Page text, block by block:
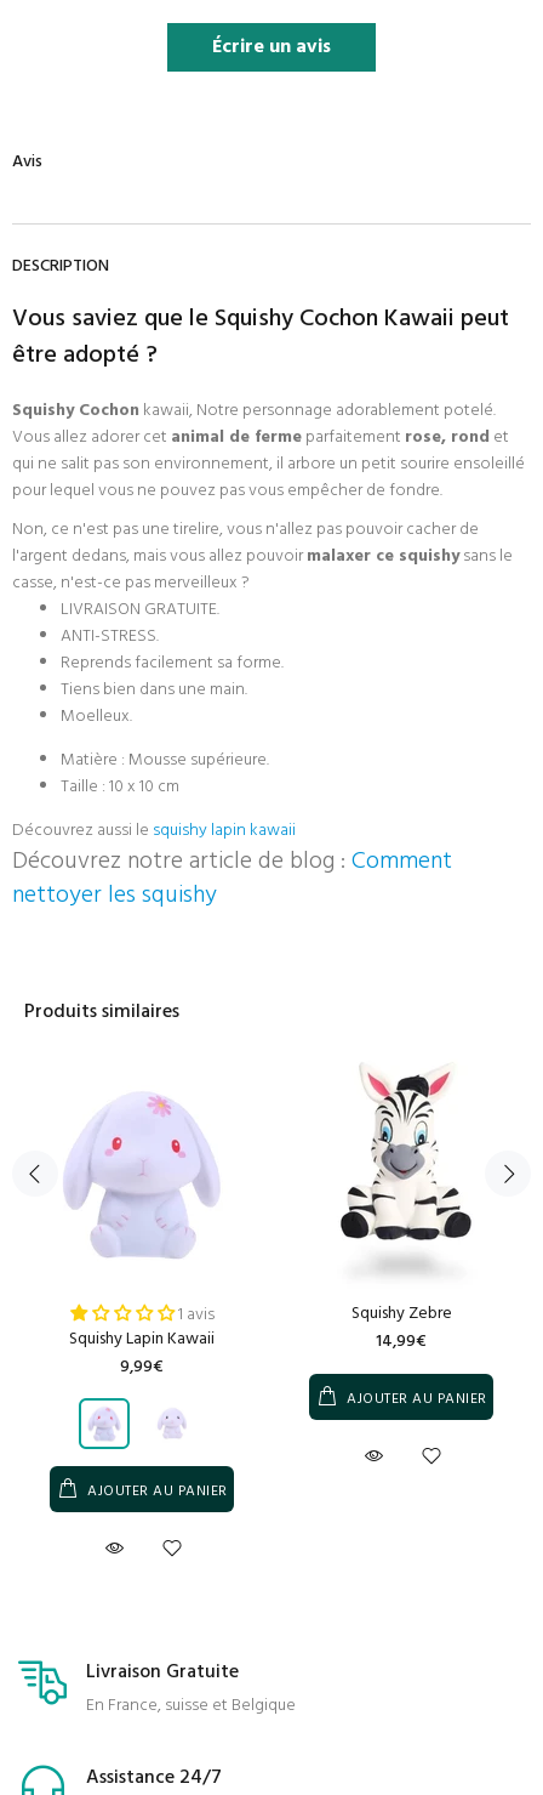
Écrire un avis
Avis
DESCRIPTION
Vous saviez que le Squishy Cochon Kawaii peut
être adopté ?
Squishy Cochon kawaii, Notre personnage adorablement potelé.
Vous allez adorer cet animal de fermeparfaitement rose, rond et
qui ne salit pas son environnement, il arbore un petit sourire ensoleillé
pour lequel vous ne pouvez pas vous empêcher de fondre.
Non, ce n'est pas une tirelire, vous n'allez pas pouvoir cacher de
l'argent dedans, mais vous allez pouvoirmalaxer ce squishysans le
casse, n'est-ce pas merveilleux ?
LIVRAISON GRATUITE.
ANTI-STRESS.
Reprends facilement sa forme.
Tiens bien dans une main.
Moelleux.
Matière : Mousse supérieure.
Taille : 10 x 10 cm
Découvrez aussi le squishy lapin kawaii
Découvrez notre article de blog :Comment
nettoyer les squishy
Produits similaires
1 avis
Squishy Lapin Kawaii
9,99€
AJOUTER AU PANIER
Squishy Zebre
14,99€
AJOUTER AU PANIER
Livraison Gratuite
En France, suisse et Belgique
Assistance 24/7